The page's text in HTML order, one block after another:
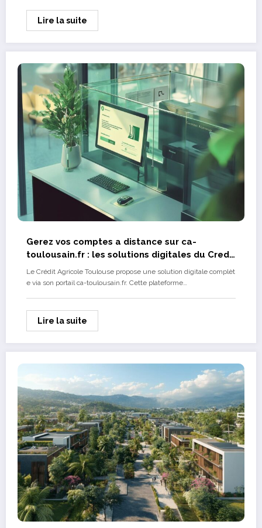
Lire la suite
Gerez vos comptes a distance sur ca-
toulousain.fr : les solutions digitales du Credit
Agricole Toulouse
Le Crédit Agricole Toulouse propose une solution digitale complèt
e via son portail ca-toulousain.fr. Cette plateforme…
Lire la suite